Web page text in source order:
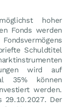
hoher
Fonds werden
Schuldtitel
wird auf
35% können
werden.
29.10.2027. Der